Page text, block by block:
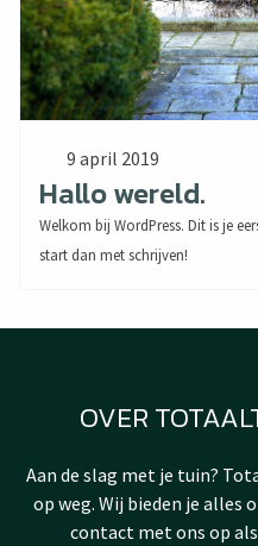
9 april 2019
Hallo wereld.
Welkom bij WordPress. Dit is je
start dan met schrijven!
OVER
Aan de slag met je tuin?
op weg. Wij bieden je alles
contact met ons op